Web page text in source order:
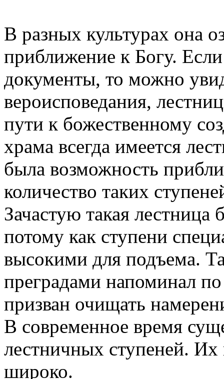
В разных культурах она
приближение к Богу.
документы, то можно
вероисповедания,
пути к божественному
храма всегда имеется
была возможность
количество таких
Зачастую такая
потому как ступени
высокими для подъема.
преградами напоминал
призван очищать
В современное время
лестничных ступеней. Их
широко.